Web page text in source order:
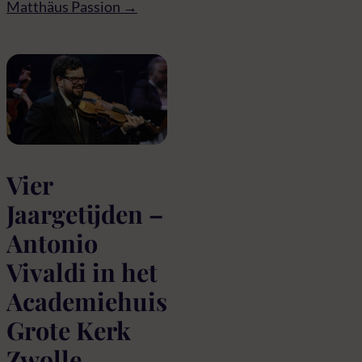
Matthäus Passion →
Vier
Jaargetijden –
Antonio
Vivaldi in het
Academiehuis
Grote Kerk